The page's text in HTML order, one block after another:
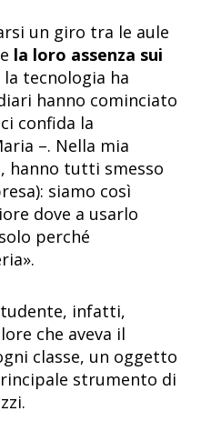
un giro tra le aule
la loro assenza sui
la tecnologia ha
hanno cominciato
confida la
–. Nella mia
hanno tutti smesso
siamo così
dove a usarlo
perché
infatti,
che aveva il
classe, un oggetto
strumento di